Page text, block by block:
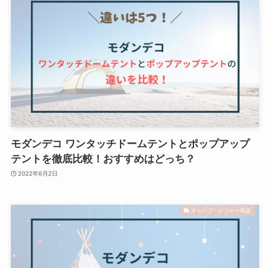
モダンデコ ワンタッチドームテントとポップアップ
テントを徹底比較！おすすめはどっち？
2022年6月2日
キャンプ・レジャー用品